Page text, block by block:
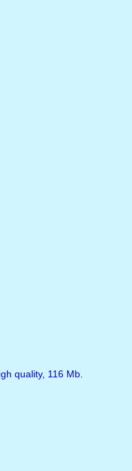
quality, 116 Mb